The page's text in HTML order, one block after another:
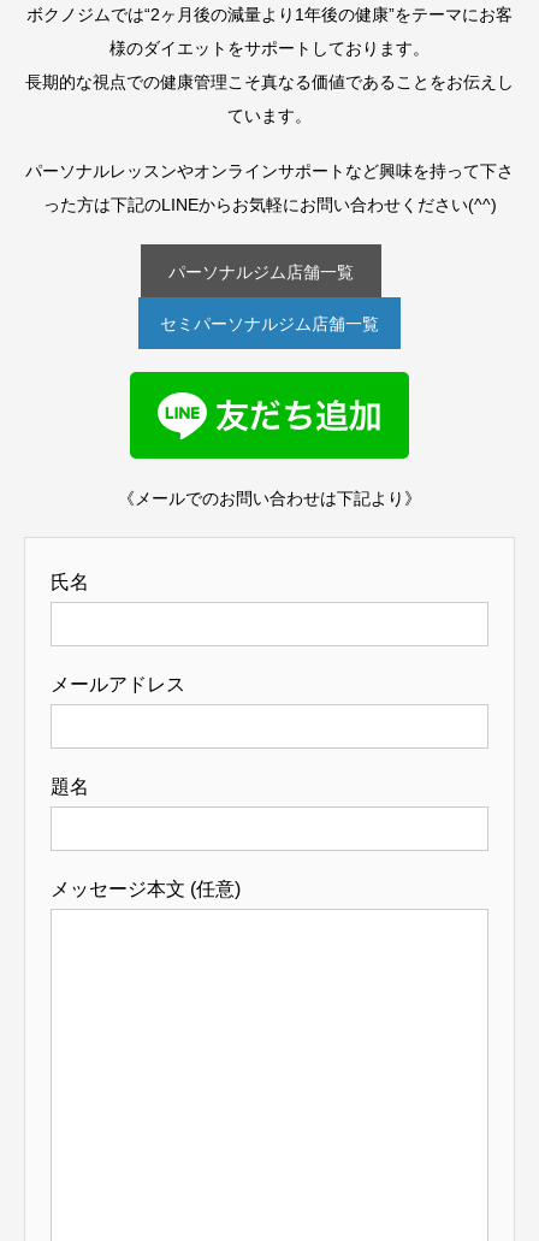
ボクノジムでは“2ヶ月後の減量より1年後の健康”をテーマにお客
様のダイエットをサポートしております。
長期的な視点での健康管理こそ真なる価値であることをお伝えし
ています。
パーソナルレッスンやオンラインサポートなど興味を持って下さ
った方は下記のLINEからお気軽にお問い合わせください(^^)
パーソナルジム店舗一覧
セミパーソナルジム店舗一覧
《メールでのお問い合わせは下記より》
氏名
メールアドレス
題名
メッセージ本文 (任意)